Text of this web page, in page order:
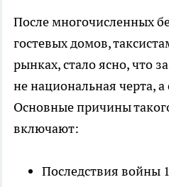
После многочисленных
гостевых домов,
рынках, стало ясно, что
не национальная черта,
Основные причины
включают:
Последствия войны